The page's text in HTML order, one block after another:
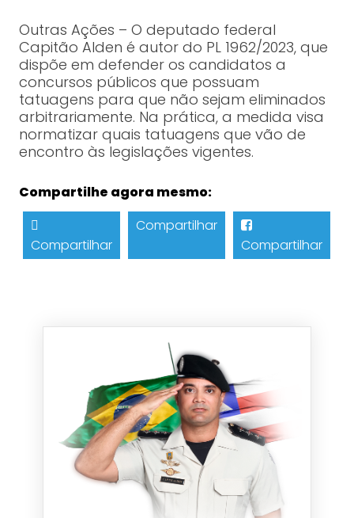
Outras Ações – O deputado federal
Capitão Alden é autor do PL 1962/2023, que
dispõe em defender os candidatos a
concursos públicos que possuam
tatuagens para que não sejam eliminados
arbitrariamente. Na prática, a medida visa
normatizar quais tatuagens que vão de
encontro às legislações vigentes.
Compartilhe agora mesmo:
Compartilhar
Compartilhar
Compartilhar